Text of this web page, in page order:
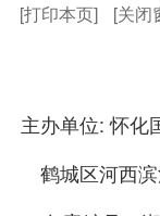
[打印本页] [关闭
主办单位: 怀
鹤城区河西